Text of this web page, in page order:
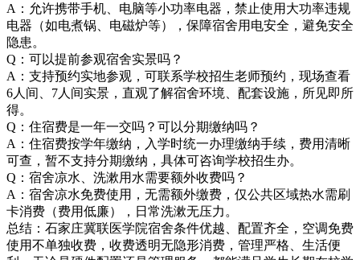
A：允许携带手机、电脑等小功率电器，禁止使用大功率违规
电器（如电煮锅、电磁炉等），保障宿舍用电安全，避免安全
隐患。
Q：可以提前参观宿舍实景吗？
A：支持预约实地参观，可联系学校招生老师预约，现场查看
6人间、7人间实景，直观了解宿舍环境、配套设施，所见即所
得。
Q：住宿费是一年一交吗？可以分期缴纳吗？
A：住宿费按学年缴纳，入学时统一办理缴纳手续，费用清晰
可查，暂不支持分期缴纳，具体可咨询学校招生办。
Q：宿舍凉水、洗漱用水需要额外收费吗？
A：宿舍凉水免费使用，无需额外缴费，仅公共区域热水需刷
卡消费（费用低廉），日常洗漱无压力。
总结：石家庄冀联医学院宿舍条件优越、配置齐全，空调免费
使用不单独收费，收费透明无隐形消费，管理严格、生活便